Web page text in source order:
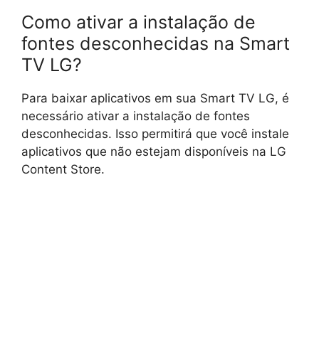
Como ativar a instalação de
fontes desconhecidas na Smart
TV LG?
Para baixar aplicativos em sua Smart TV LG, é
necessário ativar a instalação de fontes
desconhecidas. Isso permitirá que você instale
aplicativos que não estejam disponíveis na LG
Content Store.